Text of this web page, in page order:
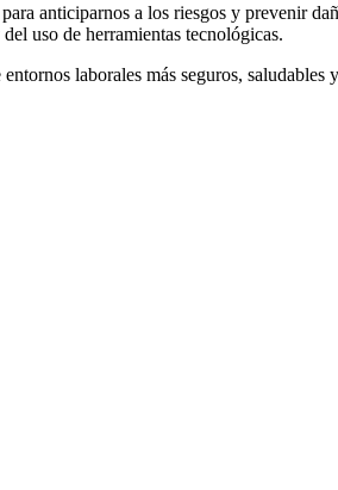
anticiparnos a los riesgos y prevenir
uso de herramientas tecnológicas.
laborales más seguros, saludables